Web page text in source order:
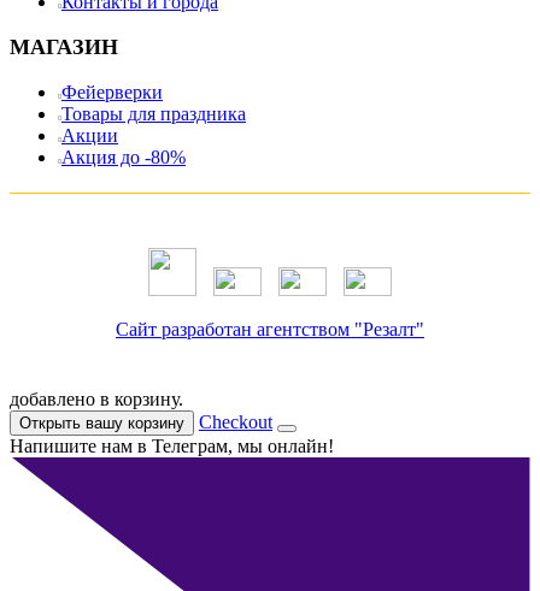
МАГАЗИН
Фейерверки
Товары для праздника
Акции
Акция до -80%
Сайт разработан агентством "Резалт"
добавлено в корзину.
Открыть вашу корзину
Checkout
Напишите нам в Телеграм, мы онлайн!